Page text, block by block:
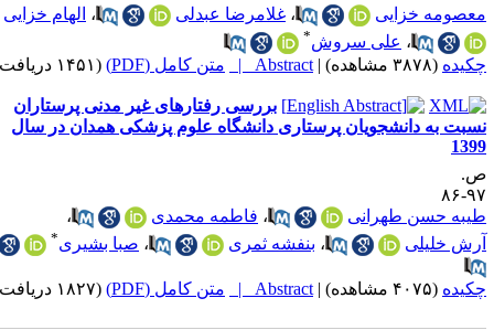
خزایی
،غلامرضا عبدلی ،الهام خزایی
،علی سروش*
(۳۸۷۸ مشاهده) |
Abstract | متن کامل (PDF) (۱۴۵۱ دریافت)
بررسی رفتارهای غیر مدنی پرستاران
به دانشجویان پرستاری دانشگاه علوم پزشکی همدان در سال
۸۶
حسن طهرانی
،فاطمه محمدی
،
خلیلی
،بنفشه ثمری ،صبا بشیری
(۴۰۷۵ مشاهده) |
Abstract | متن کامل (PDF) (۱۸۲۷ دریافت)